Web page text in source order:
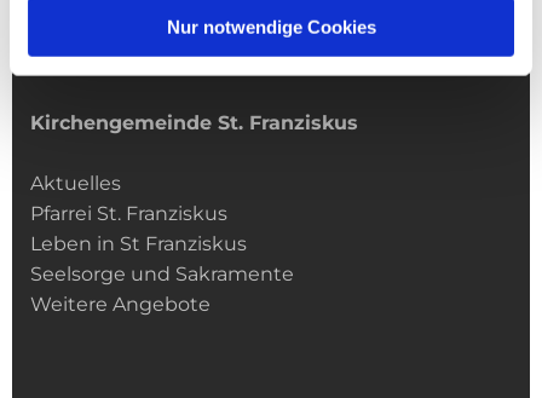
Nur notwendige Cookies
Kirchengemeinde­­ St. Franziskus
Aktuelles
Pfarrei St. Franziskus
Leben in St Franziskus
Seelsorge und Sakramente
Weitere Angebote